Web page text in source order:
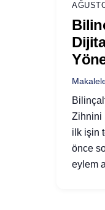
Zihnini
ilk işin
önce
eylem